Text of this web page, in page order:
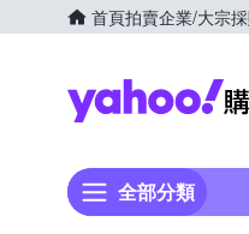
首頁拍賣企業/大宗
全部分類